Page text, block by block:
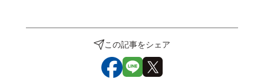
この記事をシェア